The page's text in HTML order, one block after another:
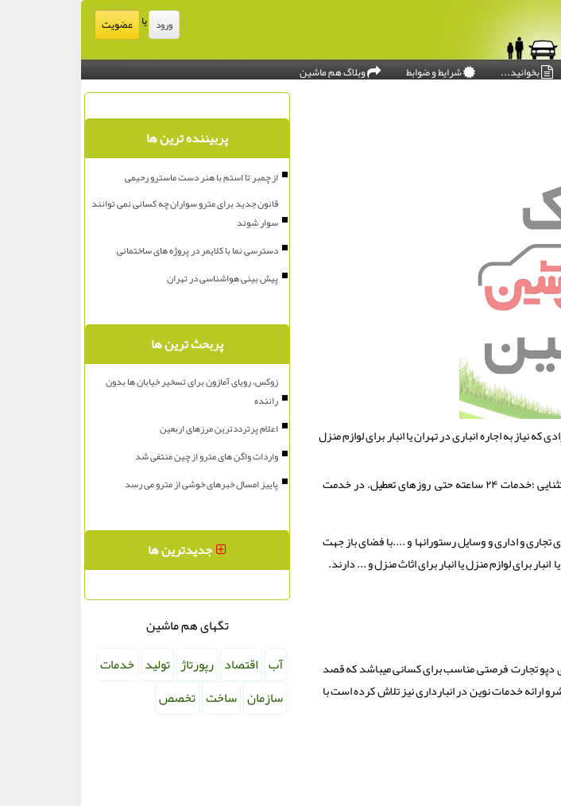
ورود یا عضویت
بخوانید... شرایط و ضوابط
وبلاگ هم ماشین
به اجاره انباری در تهران یا انبار برای لوازم منزل
كانتینری تجارت دپو با بهترین دسترسی غرب و جنوب تهران، با بهترین قیمت و شرایط استثنایی ؛خدمات ۲۴ ساعته حتی روزهای تعطیل. در خدمت
تجاری و اداری و وسایل رستورانها و ....با فضای باز جهت
برای لوازم منزل یا انبار برای اثاث منزل و ... دارند.
دپو تجارت فرصتی مناسب برای کسانی میباشد که قصد
ارائه خدمات نوین در انبارداری نیز تلاش کرده است با
پربیننده ترین ها
از چمبر تا استم با هنر دست ماسترو رحیمی
قانون جدید برای مترو سواران چه کسانی نمی توانند
سوار شوند
دسترسی نما با کلایمر در پروژه های ساختمانی
پیش بینی هواشناسی در تهران
پربحث ترین ها
زوکس، رویای آمازون برای تسخیر خیابان ها بدون
راننده
اعلام پرترددترین مرزهای اربعین
واردات واگن های مترو از چین منتفی شد
پاییز امسال خبرهای خوشی از مترو می رسد
جدیدترین ها
تگهای هم ماشین
آب اقتصاد رپورتاژ تولید خدمات
سازمان ساخت تخصص